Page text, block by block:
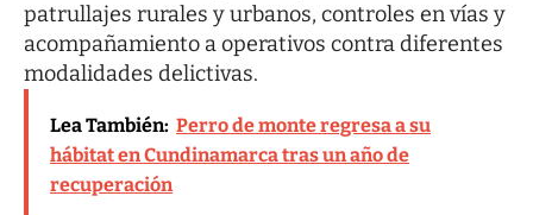
patrullajes rurales y urbanos, controles en vías y
acompañamiento a operativos contra diferentes
modalidades delictivas.
Lea También: Perro de monte regresa a su
hábitat en Cundinamarca tras un año de
recuperación